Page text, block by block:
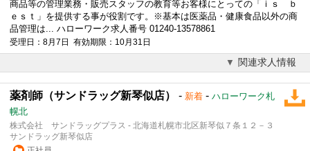
商品等の管理業務・販売スタッフの教育等お客様にとっての「ｉｓ ｂ
ｅｓｔ」を提供する事が役割です。※基本は医薬品・健康食品以外の商
品管理は... ハローワーク求人番号 01240-13578861
受理日：8月7日 有効期限：10月31日
関連求人情報
薬剤師（サンドラッグ新琴似店） - 新着 - ハローワーク札
幌北
株式会社 サンドラッグプラス - 北海道札幌市北区新琴似７条１２－３
サンドラッグ新琴似店